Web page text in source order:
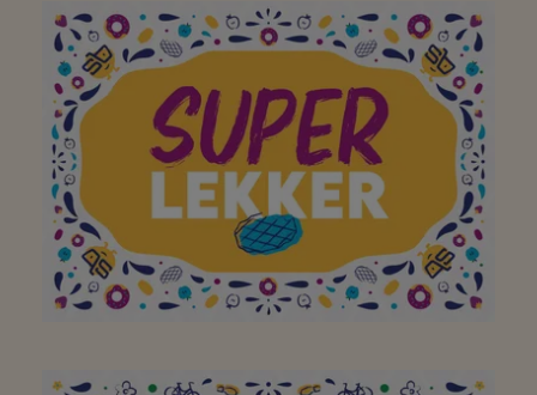
Aan mijn favoriete
buurtsuper om elke dag
een breed assortiment
(lokale) lekkernijen aan
te bieden! Bedankt!